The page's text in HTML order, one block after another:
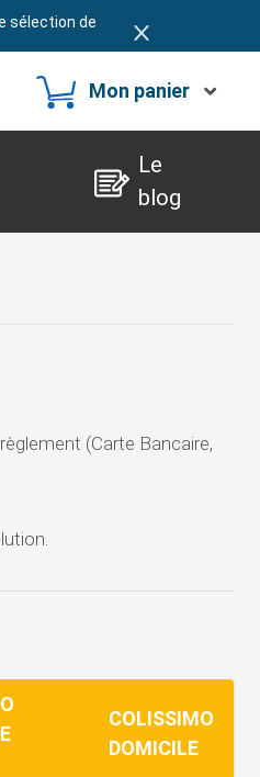
sélection de
Mon panier
Le
blog
(Carte Bancaire,
COLISSIMO
DOMICILE